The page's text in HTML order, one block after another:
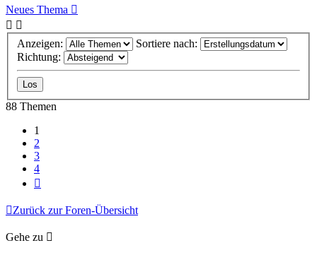
Neues Thema
Anzeigen:
Sortiere nach:
Richtung:
88 Themen
1
2
3
4
Zurück zur Foren-Übersicht
Gehe zu